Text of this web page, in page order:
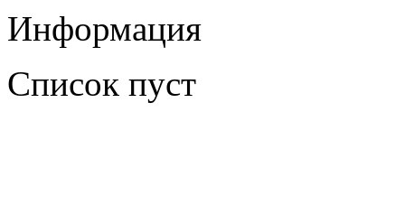
Информация
Список пуст